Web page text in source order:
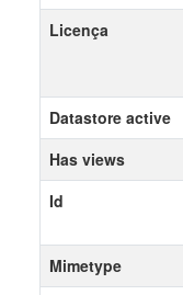
Licença
Datastore active
Has views
Id
Mimetype